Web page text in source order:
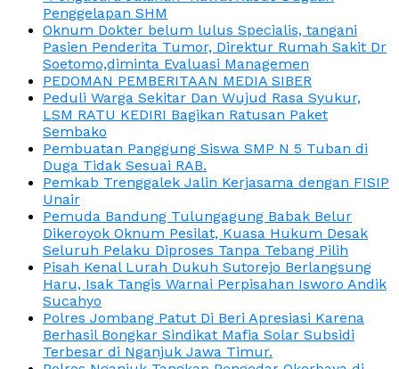
Penggelapan SHM
Oknum Dokter belum lulus Specialis, tangani
Pasien Penderita Tumor, Direktur Rumah Sakit Dr
Soetomo,diminta Evaluasi Managemen
PEDOMAN PEMBERITAAN MEDIA SIBER
Peduli Warga Sekitar Dan Wujud Rasa Syukur,
LSM RATU KEDIRI Bagikan Ratusan Paket
Sembako
Pembuatan Panggung Siswa SMP N 5 Tuban di
Duga Tidak Sesuai RAB.
Pemkab Trenggalek Jalin Kerjasama dengan FISIP
Unair
Pemuda Bandung Tulungagung Babak Belur
Dikeroyok Oknum Pesilat, Kuasa Hukum Desak
Seluruh Pelaku Diproses Tanpa Tebang Pilih
Pisah Kenal Lurah Dukuh Sutorejo Berlangsung
Haru, Isak Tangis Warnai Perpisahan Isworo Andik
Sucahyo
Polres Jombang Patut Di Beri Apresiasi Karena
Berhasil Bongkar Sindikat Mafia Solar Subsidi
Terbesar di Nganjuk Jawa Timur.